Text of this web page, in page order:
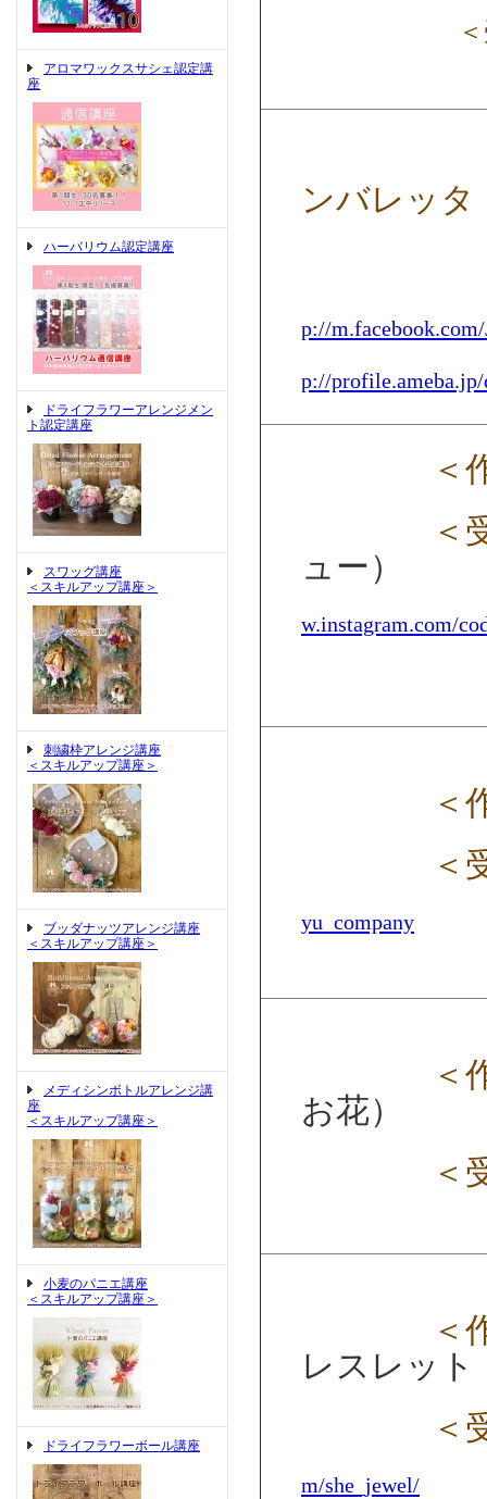
アロマワックスサシェ認定講
座
ハーバリウム認定講座
ドライフラワーアレンジメン
ト認定講座
スワッグ講座
＜スキルアップ講座＞
刺繍枠アレンジ講座
＜スキルアップ講座＞
ブッダナッツアレンジ講座
＜スキルアップ講座＞
メディシンボトルアレンジ講
座
＜スキルアップ講座＞
小麦のパニエ講座
＜スキルアップ講座＞
ドライフラワーボール講座
＜受
ンバレッタ
p://
p://
＜
＜
ュー）
w.instagram.com/
＜
＜
yu_company
＜
お花）
＜
＜
レスレット
＜
m/she_jewel/